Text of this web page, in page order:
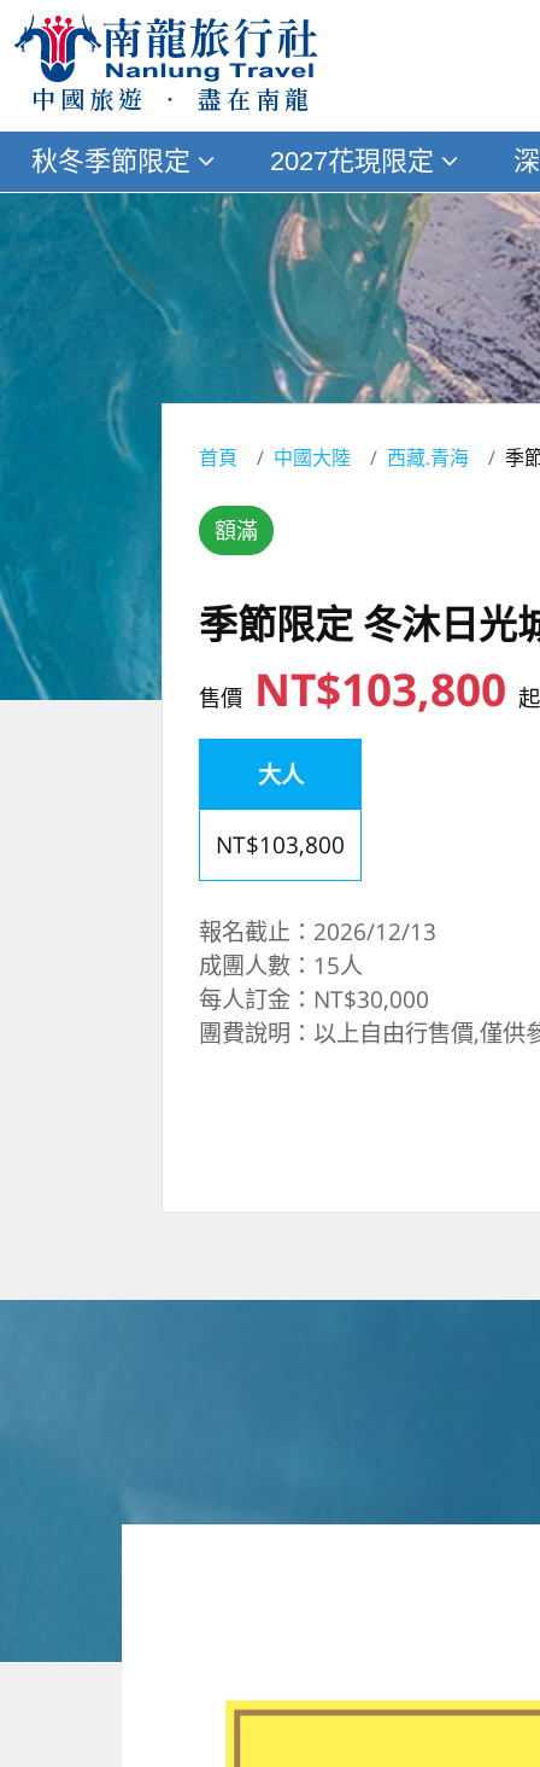
中國旅遊 ‧ 盡在南龍
秋冬季節限定 2027花現限定
首頁 中國大陸 西藏.青海 季
額滿
季節限定 冬沐日光
售價 NT$103,800起
大人
NT$103,800
報名截止：2026/12/13
成團人數：15人
每人訂金：NT$30,000
團費說明：以上自由行售價,僅供